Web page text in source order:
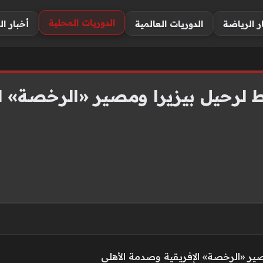
الرياضة الدوريات العالمية الدوريات المحلية أخبار
3 شروط لرحيل بيزيرا ومصير